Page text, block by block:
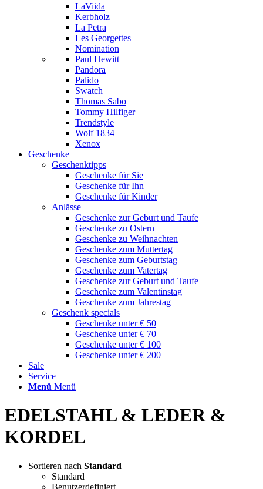
LaViida
Kerbholz
La Petra
Les Georgettes
Nomination
Paul Hewitt
Pandora
Palido
Swatch
Thomas Sabo
Tommy Hilfiger
Trendstyle
Wolf 1834
Xenox
Geschenke
Geschenktipps
Geschenke für Sie
Geschenke für Ihn
Geschenke für Kinder
Anlässe
Geschenke zur Geburt und Taufe
Geschenke zu Ostern
Geschenke zu Weihnachten
Geschenke zum Muttertag
Geschenke zum Geburtstag
Geschenke zum Vatertag
Geschenke zur Geburt und Taufe
Geschenke zum Valentinstag
Geschenke zum Jahrestag
Geschenk specials
Geschenke unter € 50
Geschenke unter € 70
Geschenke unter € 100
Geschenke unter € 200
Sale
Service
Menü Menü
EDELSTAHL & LEDER &
KORDEL
Sortieren nach Standard
Standard
Benutzerdefiniert